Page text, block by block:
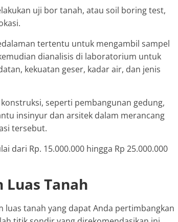
uji bor tanah, atau soil boring test,
tertentu untuk mengambil sampel
dianalisis di laboratorium untuk
kekuatan geser, kadar air, dan jenis
seperti pembangunan gedung,
insinyur dan arsitek dalam merancang
tersebut.
dari Rp. 15.000.000 hingga Rp 25.000.000
Tanah
tanah yang dapat Anda pertimbangkan